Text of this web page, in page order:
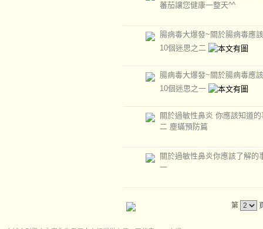
蕃茄讓您健康一整天^^
腸病毒大爆發~關於腸病毒應
10個迷思之二
腸病毒大爆發~關於腸病毒應
10個迷思之一
關於過敏性鼻炎 你應該知道
二 塵蟎預防篇
關於過敏性鼻炎你應該了解的
一
第